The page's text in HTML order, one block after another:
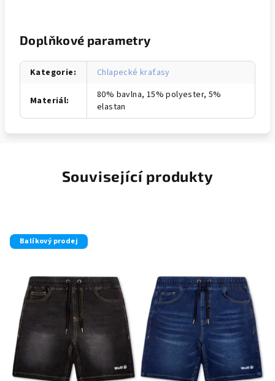
Doplňkové parametry
Kategorie: Chlapecké kraťasy
Materiál:
80% bavlna, 15% polyester, 5%
elastan
Související produkty
Balíkový prodej